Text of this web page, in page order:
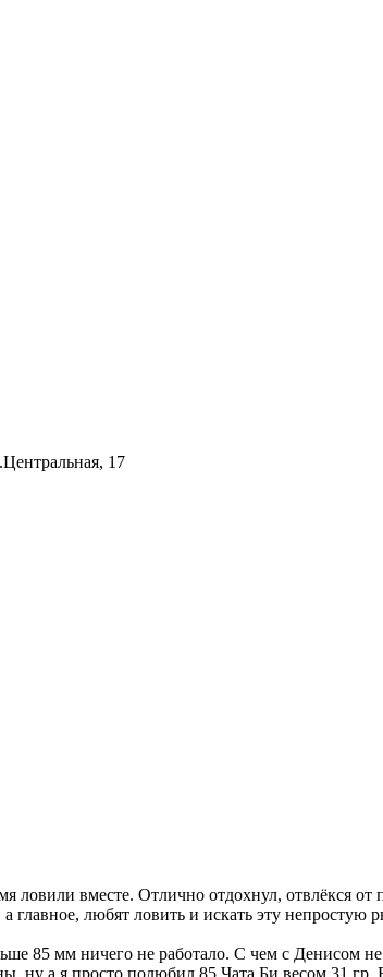
17
ловили вместе. Отлично отдохнул, отвлёкся
главное, любят ловить и искать эту
85 мм ничего не работало. С чем с Денисом
ну а я просто полюбил 85 Чата Би весом 31 гр.